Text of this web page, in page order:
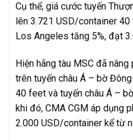
Cụ thể, giá cước tuyến
lên 3.721 USD/container
Los Angeles tăng 5%, đạt
Hiện hãng tàu MSC đã
trên tuyến châu Á – bờ
40 feet và tuyến châu Á –
khi đó, CMA CGM áp dụng
2.000 USD/container kể từ